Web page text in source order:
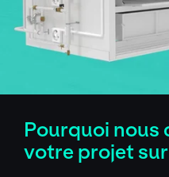
Pourquoi nous
votre projet